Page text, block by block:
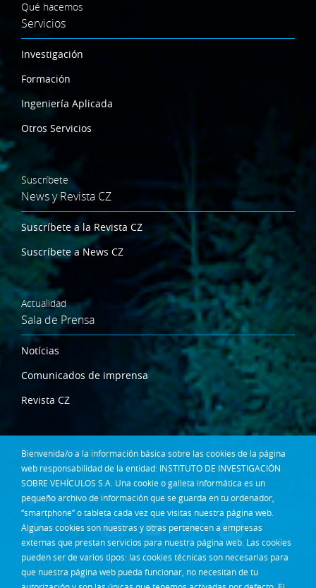
Bienvenida/o a la información básica sobre las cookies de la página
web responsabilidad de la entidad: INSTITUTO DE INVESTIGACIÓN
SOBRE VEHÍCULOS S.A. Una cookie o galleta informática es un
pequeño archivo de información que se guarda en tu ordenador,
“smartphone” o tableta cada vez que visitas nuestra página web.
Algunas cookies son nuestras y otras pertenecen a empresas
externas que prestan servicios para nuestra página web. Las cookies
pueden ser de varios tipos: las cookies técnicas son necesarias para
que nuestra página web pueda funcionar, no necesitan de tu
Qué hacemos
Servicios
Investigación
Formación
Ingeniería Aplicada
Otros Servicios
Suscríbete
News y Revista CZ
Suscríbete a la Revista CZ
Suscríbete a News CZ
Actualidad
Sala de Prensa
Notícias
Comunicados de imprensa
Revista CZ
Dónde estamos
Contacta
Síguenos en: